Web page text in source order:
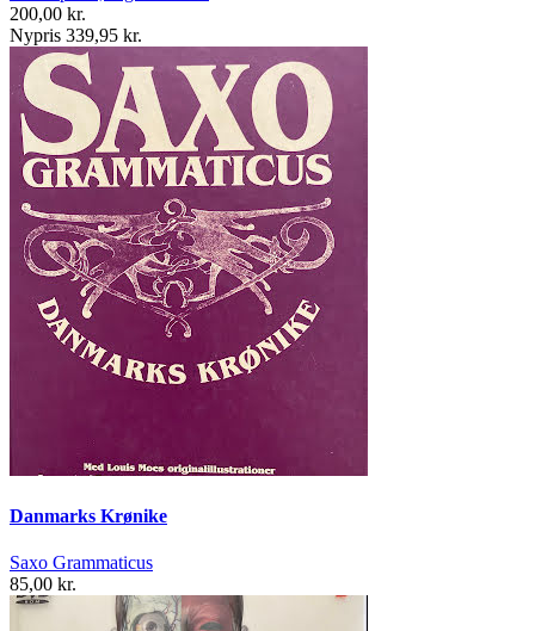
200,00 kr.
Nypris 339,95 kr.
Danmarks Krønike
Saxo Grammaticus
85,00 kr.